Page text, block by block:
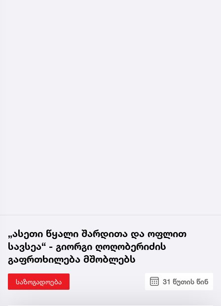
„ასეთი წყალი შარდითა და ოფლით
სავსეა“ - გიორგი ღოღობერიძის
გაფრთხილება მშობლებს
საზოგადოება 31 წუთის წინ